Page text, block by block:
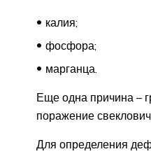
калия;
фосфора;
марганца.
Еще одна причина –
поражение
Для определения